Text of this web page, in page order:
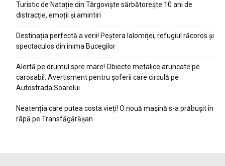
Turistic de Natație din Târgoviște sărbătorește 10 ani de
distracție, emoții și amintiri
Destinația perfectă a verii! Peștera Ialomiței, refugiul răcoros și
spectaculos din inima Bucegilor
Alertă pe drumul spre mare! Obiecte metalice aruncate pe
carosabil. Avertisment pentru șoferii care circulă pe
Autostrada Soarelui
Neatenția care putea costa vieți! O nouă mașină s-a prăbușit în
râpă pe Transfăgărășan